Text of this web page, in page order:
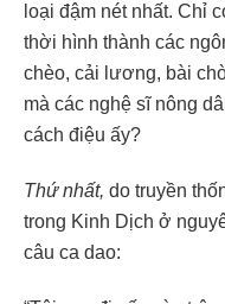
loại đậm nét nhất. Chỉ
thời hình thành các
chèo, cải lương, bài
mà các nghệ sĩ nông
cách điệu ấy?
Thứ nhất, do truyền
trong Kinh Dịch ở
câu ca dao: